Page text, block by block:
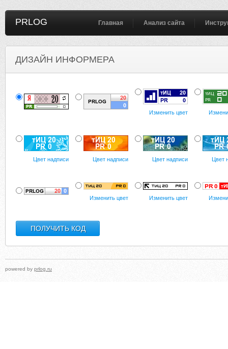
PRLOG Главная Анализ сайта
ДИЗАЙН ИНФОРМЕРА
Изменить цвет
Цвет надписи Цвет надписи Цвет надписи Цвет
Изменить цвет Изменить цвет
powered by prlog.ru